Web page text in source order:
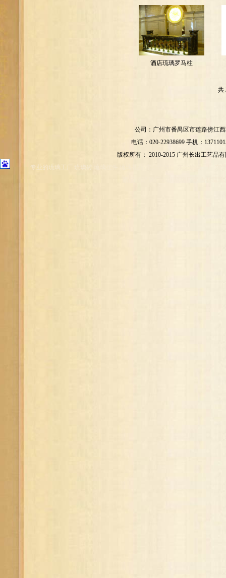
酒店琉璃罗马柱
共
公司：广州市番禺区市莲路傍江
电话：020-22938699 手机：
版权所有： 2010-2015 广州长出工艺品
专业的琉璃工厂 琉璃砖 琉璃摆件 琉璃礼品 东莞琉璃厂 东莞琉璃工厂